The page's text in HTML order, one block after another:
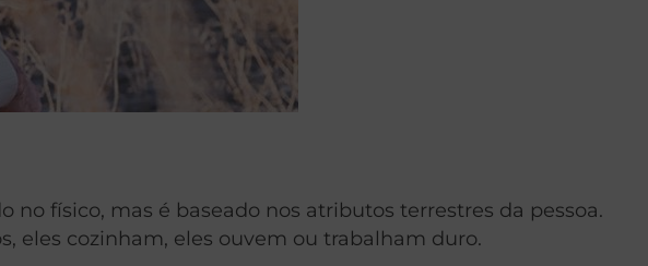
físico, mas é baseado nos atributos terrestres da pessoa.
eles cozinham, eles ouvem ou trabalham duro.